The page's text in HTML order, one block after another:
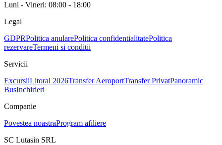
Luni - Vineri: 08:00 - 18:00
Legal
GDPRPolitica anularePolitica confidentialitatePolitica
rezervareTermeni si conditii
Servicii
ExcursiiLitoral 2026Transfer AeroportTransfer PrivatPanoramic
BusInchirieri
Companie
Povestea noastraProgram afiliere
SC Lutasin SRL